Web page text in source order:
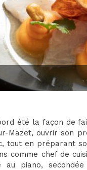
été la façon de
Mazet, ouvrir son
tout en préparant
comme chef de
au piano,